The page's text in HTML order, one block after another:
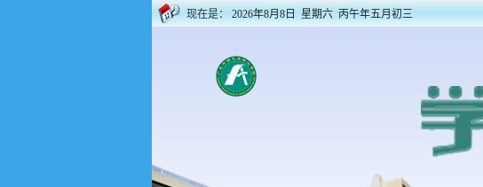
现在是： 2026年8月8日 星期六 丙午年五月初三